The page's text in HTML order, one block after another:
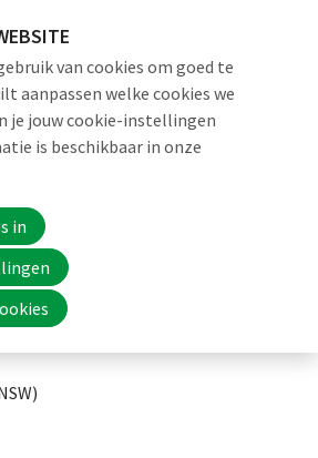
Word nu lid
van cookies om goed te
aanpassen welke cookies we
je jouw cookie-instellingen
is beschikbaar in onze
in